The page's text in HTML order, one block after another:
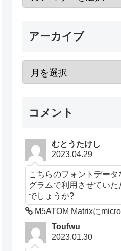
アーカイブ
コメント
むとうたけし
2023.04.29
こちらのフォントデー
グラムで利用させてい
でしょうか?
M5ATOM Matrixに
Toufwu
2023.01.30